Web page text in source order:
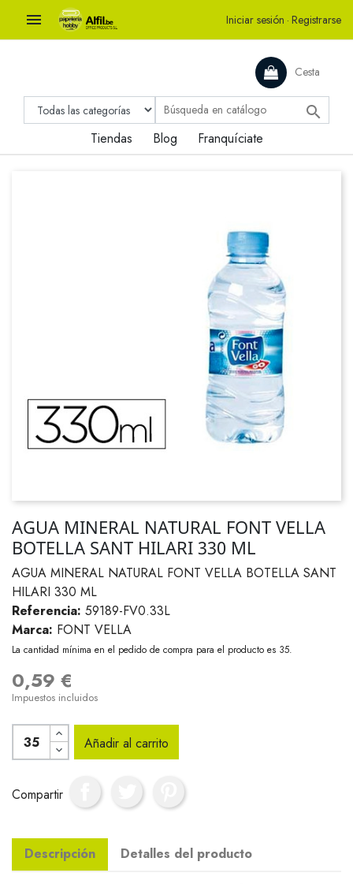
 Iniciar sesión · Registrarse
Cesta

Tiendas Blog Franquíciate
AGUA MINERAL NATURAL FONT VELLA
BOTELLA SANT HILARI 330 ML
AGUA MINERAL NATURAL FONT VELLA BOTELLA SANT
HILARI 330 ML
Referencia: 59189-FV0.33L
Marca: FONT VELLA
La cantidad mínima en el pedido de compra para el producto es 35.
0,59 €
Impuestos incluidos
Añadir al carrito
Compartir
Descripción Detalles del producto